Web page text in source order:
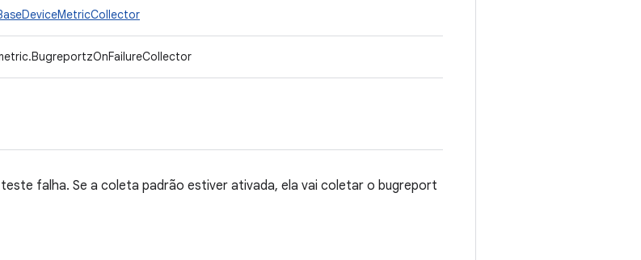
falha. Se a coleta padrão estiver ativada, ela vai coletar o bugreport